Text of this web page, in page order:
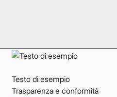
Testo di esempio
Trasparenza e conformità